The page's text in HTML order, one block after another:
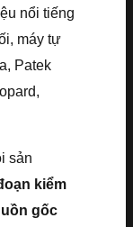
nổi tiếng
máy tự
Patek
sản
kiểm
gốc